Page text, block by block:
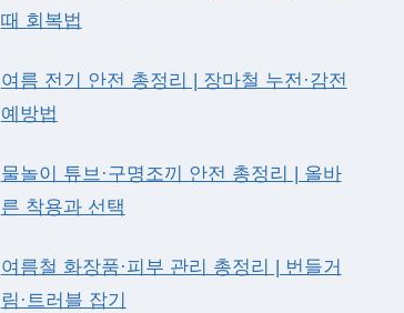
때 회복법
여름 전기 안전 총정리 | 장마철 누전·감전
예방법
물놀이 튜브·구명조끼 안전 총정리 | 올바
른 착용과 선택
여름철 화장품·피부 관리 총정리 | 번들거
림·트러블 잡기